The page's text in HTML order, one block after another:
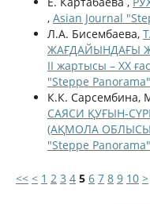
, Asian Journal
Л.А. Бисембаева,
ЖАҒДАЙЫНДАҒЫ
ІІ жартысы – ХХ
"Steppe
К.К. Сарсембина,
САЯСИ ҚУҒЫН-
(АҚМОЛА
"Steppe
<< < 1 2 3 4 5 6 7 8 9 10 >